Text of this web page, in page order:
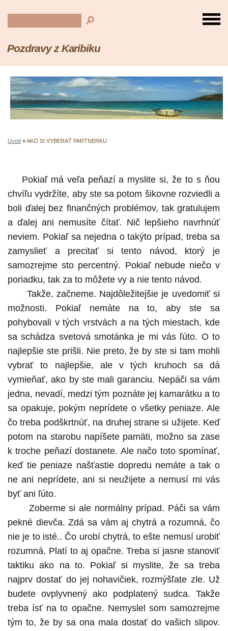
Pozdravy z Karibiku
Úvod »AKO SI VYBERAŤ PARTNERKU
Pokiaľ má veľa peňazí a myslite si, že to s ňou
chvíľu vydržíte, aby ste sa potom šikovne rozviedli a
boli ďalej bez finančných problémov, tak gratulujem
a ďalej ani nemusíte čítať. Nič lepšieho navrhnúť
neviem. Pokiaľ sa nejedna o takýto prípad, treba sa
zamyslieť a precitať si tento návod, ktorý je
samozrejme sto percentný. Pokiaľ nebude niečo v
poriadku, tak za to môžete vy a nie tento návod.
Takže, začneme. Najdôležitejšie je uvedomiť si
možnosti. Pokiaľ nemáte na to, aby ste sa
pohybovali v tých vrstvách a na tých miestach, kde
sa schádza svetová smotánka je mi vás ľúto. O to
najlepšie ste prišli. Nie preto, že by ste si tam mohli
vybrať to najlepšie, ale v tých kruhoch sa dá
vymieňať, ako by ste mali garanciu. Nepáči sa vám
jedna, nevadí, medzi tým poznáte jej kamarátku a to
sa opakuje, pokým neprídete o všetky peniaze. Ale
čo treba podškrtnúť, na druhej strane si užijete. Keď
potom na starobu napíšete pamäti, možno sa zase
k troche peňazí dostanete. Ale načo toto spomínať,
keď tie peniaze našťastie dopredu nemáte a tak o
ne ani neprídete, ani si neužijete a nemusí mi vás
byť ani ľúto.
Zoberme si ale normálny prípad. Páči sa vám
pekné dievča. Zdá sa vám aj chytrá a rozumná, čo
nie je to isté.. Čo urobí chytrá, to ešte nemusí urobiť
rozumná. Platí to aj opačne. Treba si jasne stanoviť
taktiku ako na to. Pokiaľ si myslite, že sa treba
najprv dostať do jej nohavičiek, rozmýšľate zle. Už
budete ovplyvnený ako podplatený sudca. Takže
treba ísť na to opačne. Nemyslel som samozrejme
tým to, že by sa ona mala dostať do vašich slipov.